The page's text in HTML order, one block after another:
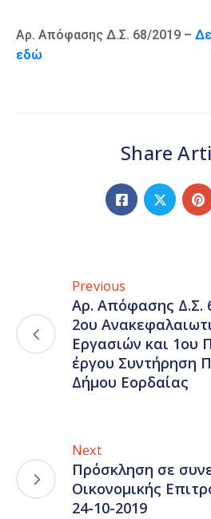
Αρ. Απόφασης Δ.Σ. 68/2019 –
εδώ
Share
Previous
Αρ. Απόφασης Δ.Σ.
2ου
Εργασιών και 1ου
έργου Συντήρηση
Δήμου Εορδαίας
Next
Πρόσκληση σε
Οικονομικής
24-10-2019